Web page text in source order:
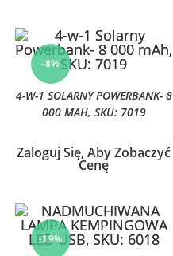
-8%
4-W-1 SOLARNY POWERBANK- 8
000 MAH, SKU: 7019
Zaloguj Się, Aby Zobaczyć
Cenę
-19%